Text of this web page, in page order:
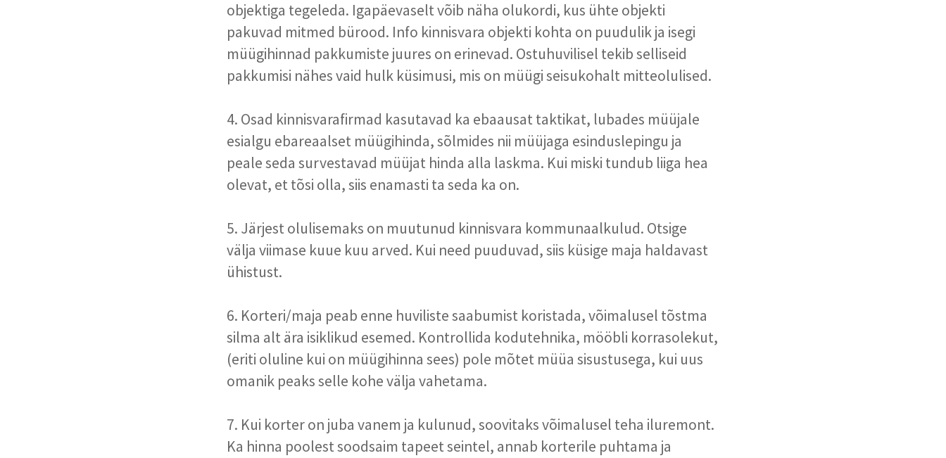
objektiga tegeleda. Igapäevaselt võib näha olukordi, kus ühte objekti
pakuvad mitmed bürood. Info kinnisvara objekti kohta on puudulik ja isegi
müügihinnad pakkumiste juures on erinevad. Ostuhuvilisel tekib selliseid
pakkumisi nähes vaid hulk küsimusi, mis on müügi seisukohalt mitteolulised.
4. Osad kinnisvarafirmad kasutavad ka ebaausat taktikat, lubades müüjale
esialgu ebareaalset müügihinda, sõlmides nii müüjaga esinduslepingu ja
peale seda survestavad müüjat hinda alla laskma. Kui miski tundub liiga hea
olevat, et tõsi olla, siis enamasti ta seda ka on.
5. Järjest olulisemaks on muutunud kinnisvara kommunaalkulud. Otsige
välja viimase kuue kuu arved. Kui need puuduvad, siis küsige maja haldavast
ühistust.
6. Korteri/maja peab enne huviliste saabumist koristada, võimalusel tõstma
silma alt ära isiklikud esemed. Kontrollida kodutehnika, mööbli korrasolekut,
(eriti oluline kui on müügihinna sees) pole mõtet müüa sisustusega, kui uus
omanik peaks selle kohe välja vahetama.
7. Kui korter on juba vanem ja kulunud, soovitaks võimalusel teha iluremont.
Ka hinna poolest soodsaim tapeet seintel, annab korterile puhtama ja